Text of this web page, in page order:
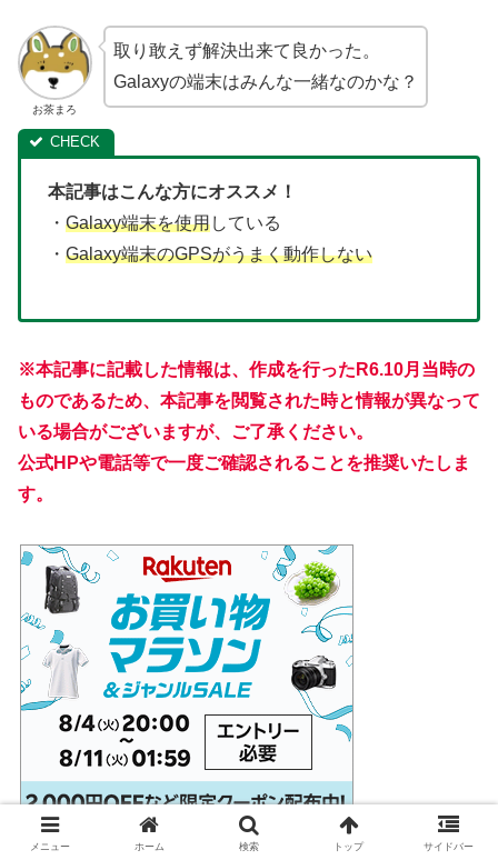
お茶まろ
取り敢えず解決出来て良かった。
Galaxyの端末はみんな一緒なのかな？
本記事はこんな方にオススメ！
・ Galaxy端末を使用している
・ Galaxy端末のGPSがうまく動作しない
※本記事に記載した情報は、作成を行ったR6.10月当時の
ものであるため、本記事を閲覧された時と情報が異なって
いる場合がございますが、ご了承ください。
公式HPや電話等で一度ご確認されることを推奨いたしま
す。
メニュー ホーム 検索 トップ サイドバー